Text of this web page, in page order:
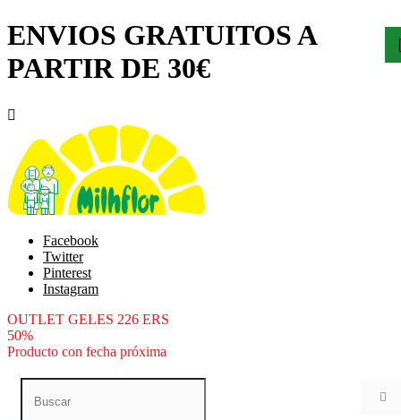
ENVIOS GRATUITOS A
PARTIR DE 30€

Facebook
Twitter
Pinterest
Instagram
OUTLET GELES 226 ERS
50%
Producto con fecha próxima
